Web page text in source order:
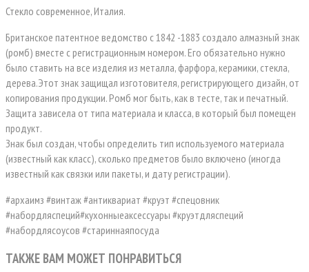
Стекло современное, Италия.
Британское патентное ведомство с 1842 -1883 создало алмазный знак
(ромб) вместе с регистрационным номером. Его обязательно нужно
было ставить на все изделия из металла, фарфора, керамики, стекла,
дерева.Этот знак защищал изготовителя, регистрирующего дизайн, от
копирования продукции. Ромб мог быть, как в тесте, так и печатный.
Защита зависела от типа материала и класса, в который был помещен
продукт.
Знак был создан, чтобы определить тип используемого материала
(известный как класс), сколько предметов было включено (иногда
известный как связки или пакеты, и дату регистрации).
#архаимз #винтаж #антиквариат #круэт #спецовник
#набордляспеций#кухонныеаксессуары #круэтдляспеций
#набордлясоусов #стариннаяпосуда
ТАКЖЕ ВАМ МОЖЕТ ПОНРАВИТЬСЯ